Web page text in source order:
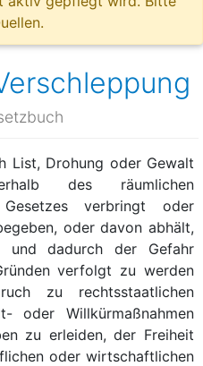
List, Drohung oder Gewalt
des räumlichen
Gesetzes verbringt oder
oder davon abhält,
und dadurch der Gefahr
verfolgt zu werden
zu rechtsstaatlichen
oder Willkürmaßnahmen
zu erleiden, der Freiheit
oder wirtschaftlichen